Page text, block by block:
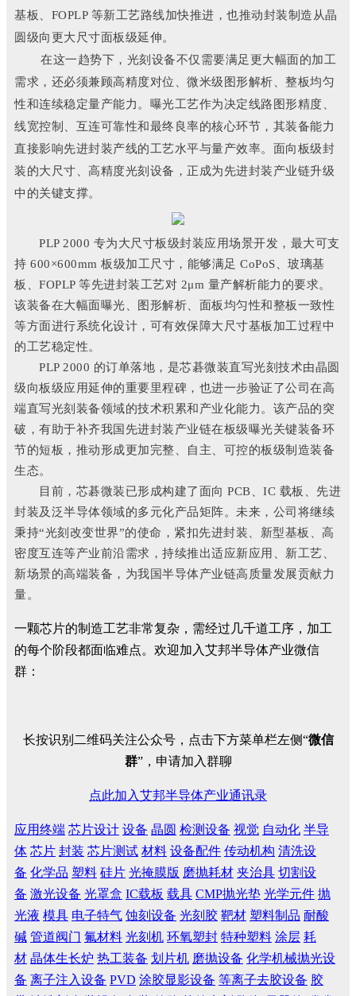
基板、FOPLP 等新工艺路线加快推进，也推动封装制造从晶
圆级向更大尺寸面板级延伸。
在这一趋势下，光刻设备不仅需要满足更大幅面的加工
需求，还必须兼顾高精度对位、微米级图形解析、整板均匀
性和连续稳定量产能力。曝光工艺作为决定线路图形精度、
线宽控制、互连可靠性和最终良率的核心环节，其装备能力
直接影响先进封装产线的工艺水平与量产效率。面向板级封
装的大尺寸、高精度光刻设备，正成为先进封装产业链升级
中的关键支撑。
PLP 2000 专为大尺寸板级封装应用场景开发，最大可支
持 600×600mm 板级加工尺寸，能够满足 CoPoS、玻璃基
板、FOPLP 等先进封装工艺对 2μm 量产解析能力的要求。
该装备在大幅面曝光、图形解析、面板均匀性和整板一致性
等方面进行系统化设计，可有效保障大尺寸基板加工过程中
的工艺稳定性。
PLP 2000 的订单落地，是芯碁微装直写光刻技术由晶圆
级向板级应用延伸的重要里程碑，也进一步验证了公司在高
端直写光刻装备领域的技术积累和产业化能力。该产品的突
破，有助于补齐我国先进封装产业链在板级曝光关键装备环
节的短板，推动形成更加完整、自主、可控的板级制造装备
生态。
目前，芯碁微装已形成构建了面向 PCB、IC 载板、先进
封装及泛半导体领域的多元化产品矩阵。未来，公司将继续
秉持“光刻改变世界”的使命，紧扣先进封装、新型基板、高
密度互连等产业前沿需求，持续推出适应新应用、新工艺、
新场景的高端装备，为我国半导体产业链高质量发展贡献力
量。
一颗芯片的制造工艺非常复杂，需经过几千道工序，加工
的每个阶段都面临难点。欢迎加入艾邦半导体产业微信
群：
长按识别二维码关注公众号，点击下方菜单栏左侧“微信
群”，申请加入群聊
点此加入艾邦半导体产业通讯录
应用终端 芯片设计 设备 晶圆 检测设备 视觉 自动化 半导
体 芯片 封装 芯片测试 材料 设备配件 传动机构 清洗设
备 化学品 塑料 硅片 光掩膜版 磨抛耗材 夹治具 切割设
备 激光设备 光罩盒 IC载板 载具 CMP抛光垫 光学元件 抛
光液 模具 电子特气 蚀刻设备 光刻胶 靶材 塑料制品 耐酸
碱 管道阀门 氟材料 光刻机 环氧塑封 特种塑料 涂层 耗
材 晶体生长炉 热工装备 划片机 磨抛设备 化学机械抛光设
备 离子注入设备 PVD 涂胶显影设备 等离子去胶设备 胶